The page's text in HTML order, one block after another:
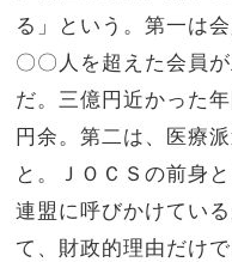
る」という。第一は
〇〇人を超えた会員
だ。三億円近かった
円余。第二は、医療
と。ＪＯＣＳの前身
連盟に呼びかけてい
て、財政的理由だけ